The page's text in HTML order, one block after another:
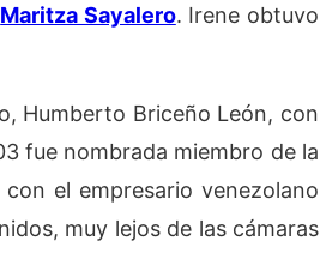
Maritza Sayalero. Irene obtuvo
Humberto Briceño León, con
fue nombrada miembro de la
el empresario venezolano
muy lejos de las cámaras